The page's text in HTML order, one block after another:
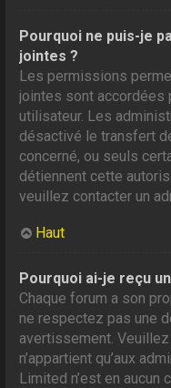
Pourquoi ne puis-je
jointes ?
Les permissions
jointes sont accordées
utilisateur. Les
désactivé le transfert
concerné, ou seuls
détiennent cette
veuillez contacter un
Haut
Pourquoi ai-je reçu
Chaque forum a son
ne respectez pas une
avertissement.
n’appartient qu’aux
Limited n’est en